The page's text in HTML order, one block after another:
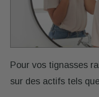
Pour vos tignasses
sur des actifs tels